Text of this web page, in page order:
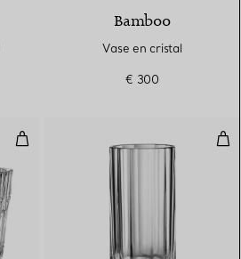
Bamboo
Vase en cristal
€ 300
Bol Large en cristal